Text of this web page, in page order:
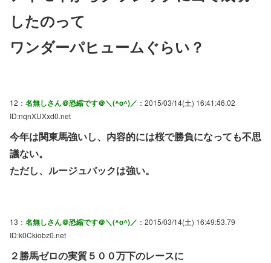
したのって
ワンダーパヒュームぐらい？
12： 名無しさん＠恐縮です＠＼(^o^)／ ：2015/03/14(土) 16:41:46.02
ID:nqnXUXxd0.net
今年は関東馬強いし、内容的には桜で勝負になっても不思
議ない。
ただし、ルージュバックは強い。
13： 名無しさん＠恐縮です＠＼(^o^)／ ：2015/03/14(土) 16:49:53.79
ID:k0Ckiobz0.net
２勝馬ゼロの実質５００万下のレースに